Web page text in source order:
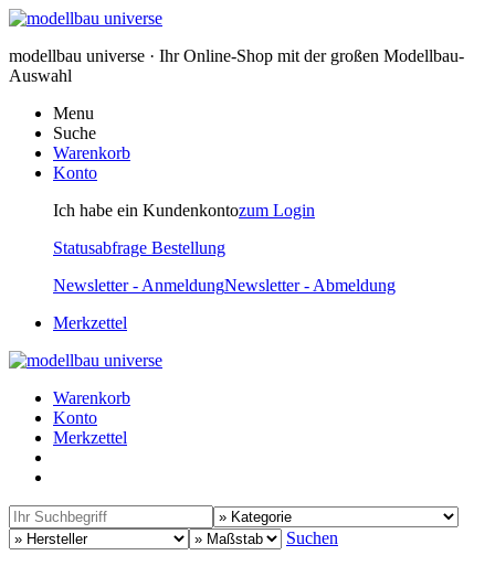
modellbau universe · Ihr Online-Shop mit der großen Modellbau-
Auswahl
Menu
Suche
Warenkorb
Konto
Ich habe ein Kundenkontozum Login
Statusabfrage Bestellung
Newsletter - AnmeldungNewsletter - Abmeldung
Merkzettel
Warenkorb
Konto
Merkzettel
Suchen